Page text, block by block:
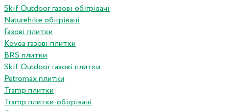
Skif Outdoor газові обігрівачі
Naturehike обігрівачі
Газові плитки
Kovea газові плитки
BRS плитки
Skif Outdoor газові плитки
Petromax плитки
Tramp плитки
Tramp плитки-обігрівачі